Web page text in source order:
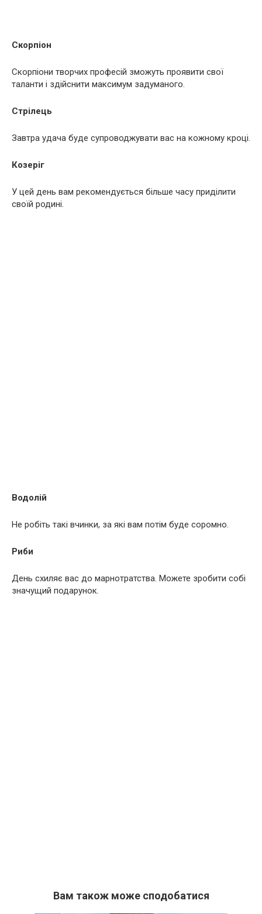
Скорпіон
Скорпіони творчих професій зможуть проявити свої
таланти і здійснити максимум задуманого.
Стрілець
Завтра удача буде супроводжувати вас на кожному кроці.
Козеріг
У цей день вам рекомендується більше часу приділити
своїй родині.
Водолій
Не робіть такі вчинки, за які вам потім буде соромно.
Риби
День схиляє вас до марнотратства. Можете зробити собі
значущий подарунок.
Вам також може сподобатися